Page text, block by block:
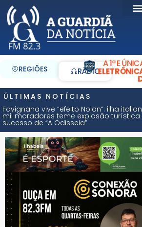
REGIÕES RÁDIO
A 1ª E
ÚLTIMAS NOTÍCIAS
Favignana vive “efeito Nolan”: ilha
mil moradores teme explosão
sucesso de “A Odisseia”